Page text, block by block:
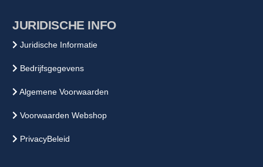
JURIDISCHE INFO
Juridische Informatie
Bedrijfsgegevens
Algemene Voorwaarden
Voorwaarden Webshop
PrivacyBeleid